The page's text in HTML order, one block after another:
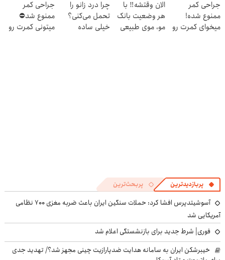
بده 🎯
جراحی کمر
ممنوع شده!
میخوای کمرت رو
الان وقتشه‼️ با
هر وضعیت بانک
مو، موی طبیعی
چرا درد زانو را
تحمل می‌کنی؟
خیلی ساده
جراحی کمر
ممنوع شد⛔
میتونی کمرت رو
پربازدیدترین پربحث‌ترین
آسوشیتدپرس افشا کرد: حملات سنگین ایران باعث ضربه مغزی ۷۰۰ نظامی
آمریکایی شد
فوری| شرط جدید برای بازنشستگی اعلام شد
خیبرشکن ایران به سامانه هدایت ضدپارازیت چینی مجهز شد؟/ تهدید جدی